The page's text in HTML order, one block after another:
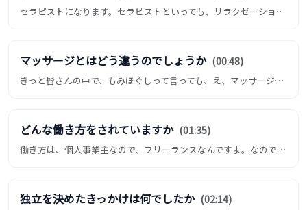
セラピストになります。セラピストといっても、リラクゼーションセラピストなので、きっと皆さんはリラクゼーションってい...
マッサージとはどう違うのでしょうか (00:48)
きっと皆さんの中で、もみほぐしって言っても、え、マッサージでしょう、っていう部分があると思うんですけど、私の職業は...
どんな働き方をされていますか (01:35)
働き方は、個人事業主なので、フリーランスなんですよ。なので自分で好きな時間に、好きな場所で、好きな方に囲まれて、と...
独立を決めたきっかけは何でしたか (02:14)